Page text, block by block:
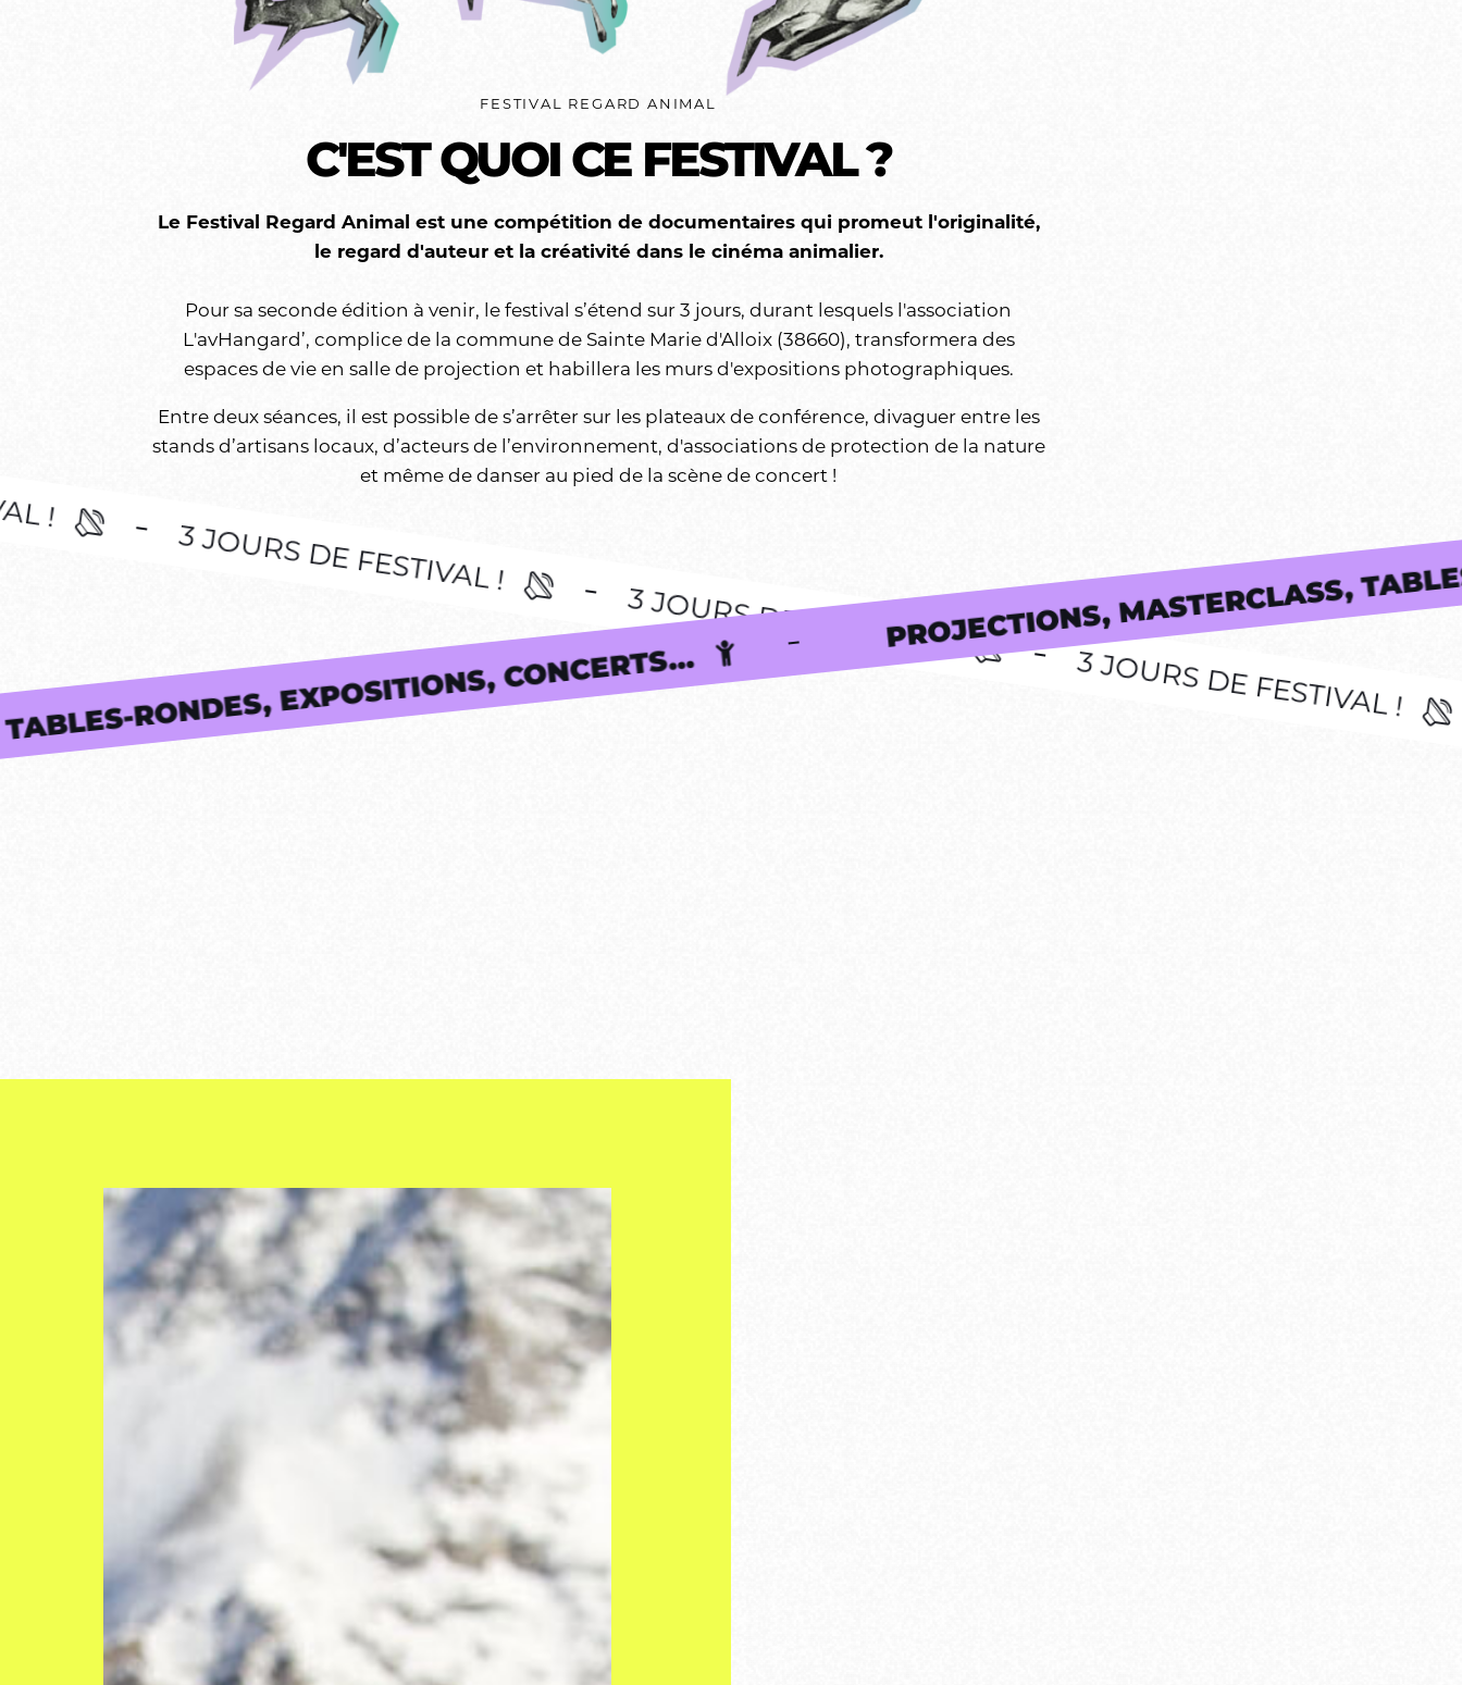
FESTIVAL REGARD ANIMAL
C'EST QUOI CE FESTIVAL ?
Le Festival Regard Animal est une compétition de documentaires qui promeut l'originalité,
le regard d'auteur et la créativité dans le cinéma animalier.
Pour sa seconde édition à venir, le festival s’étend sur 3 jours, durant lesquels l'association
L'avHangard’, complice de la commune de Sainte Marie d'Alloix (38660), transformera des
espaces de vie en salle de projection et habillera les murs d'expositions photographiques.
Entre deux séances, il est possible de s’arrêter sur les plateaux de conférence, divaguer entre les
stands d’artisans locaux, d’acteurs de l’environnement, d'associations de protection de la nature
et même de danser au pied de la scène de concert !
3 JOURS DE FESTIVAL !
3 JOURS DE FESTIVAL !
3 JOURS DE FESTIVAL !
3
TABLES-RONDES, EXPOSITIONS, CONCERTS...
PROJECTIONS,